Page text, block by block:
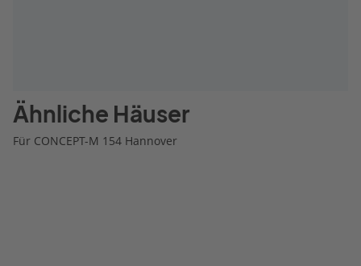
Ähnliche Häuser
Für CONCEPT-M 154 Hannover